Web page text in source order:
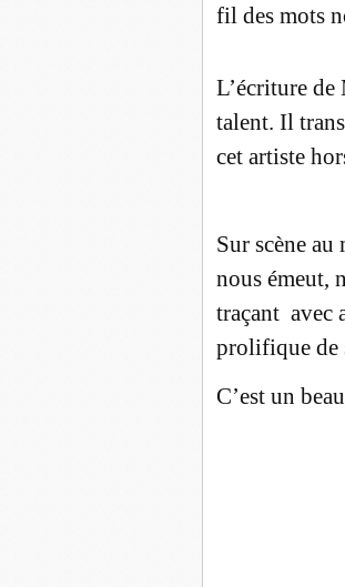
fil des mots
L’écriture
talent. Il
cet artiste
Sur scène
nous émeut,
traçant avec
prolifique de
C’est un